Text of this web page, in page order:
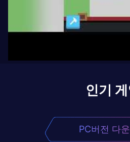
인기
PC버전 다